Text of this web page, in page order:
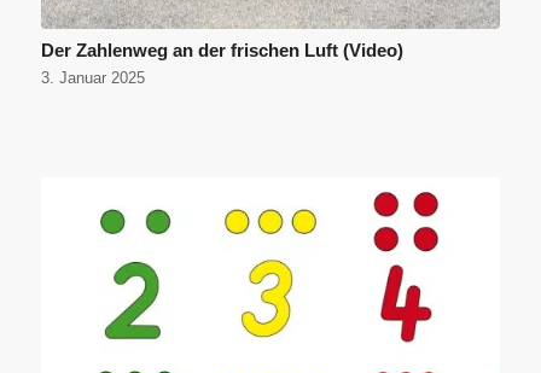
Der Zahlenweg an der frischen Luft (Video)
3. Januar 2025